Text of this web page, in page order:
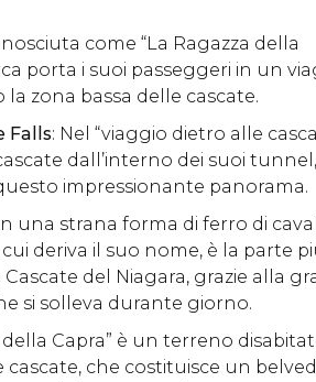
come “La Ragazza della
porta i suoi passeggeri in un
zona bassa delle cascate.
Falls: Nel “viaggio dietro alle
dall’interno dei suoi tunnel,
impressionante panorama.
una strana forma di ferro di
cui deriva il suo nome, è la parte
del Niagara, grazie alla
si solleva durante giorno.
della Capra” è un terreno
che costituisce un